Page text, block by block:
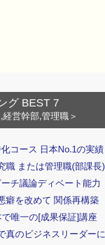
グ BEST 7
営幹部,管理職＞
コース 日本No.1の実績
職 または管理職(部課長)
チ議論ディベート能力
癖を改めて 関係再構築
唯一の[成果保証]講座
真のビジネスリーダーに